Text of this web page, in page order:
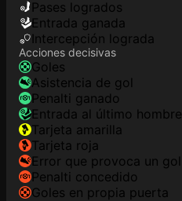
pases logrados
Entrada ganada
Intercepción lograda
Acciones decisivas
goles
asistencia de gol
Penalti ganado
Entrada al último hombre
tarjeta amarilla
tarjeta roja
Error que provoca un gol
Penalti concedido
goles en propia puerta